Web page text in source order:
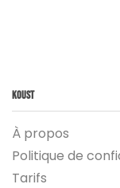
Koust
À propos
Politique de
Tarifs